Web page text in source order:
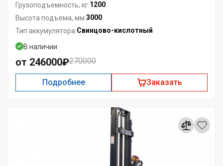
Грузоподъемность, кг:1200
Высота подъема, мм:3000
Тип аккумулятора:Свинцово-кислотный
В наличии
от 246000₽270000
Подробнее Заказать